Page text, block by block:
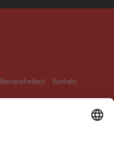
Barrierefreiheit Kontakt